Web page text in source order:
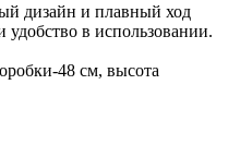
дизайн и плавный ход
удобство в использовании.
48 см, высота